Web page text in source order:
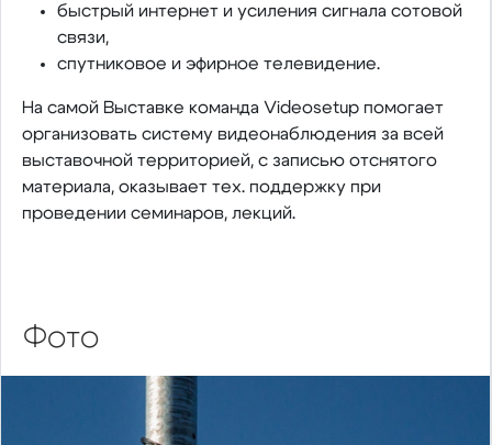
быстрый интернет и усиления сигнала сотовой
связи,
спутниковое и эфирное телевидение.
На самой Выставке команда Videosetup помогает
организовать систему видеонаблюдения за всей
выставочной территорией, с записью отснятого
материала, оказывает тех. поддержку при
проведении семинаров, лекций.
Фото